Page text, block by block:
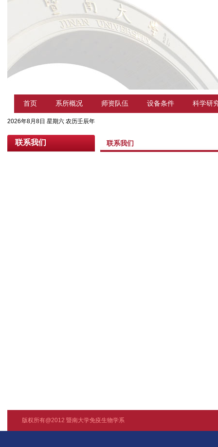
首页 系所概况 师资队伍 设备条件 科学研
2026年8月8日 星期六 农历壬辰年
联系我们 联系我们
版权所有@2012 暨南大学免疫生物学系